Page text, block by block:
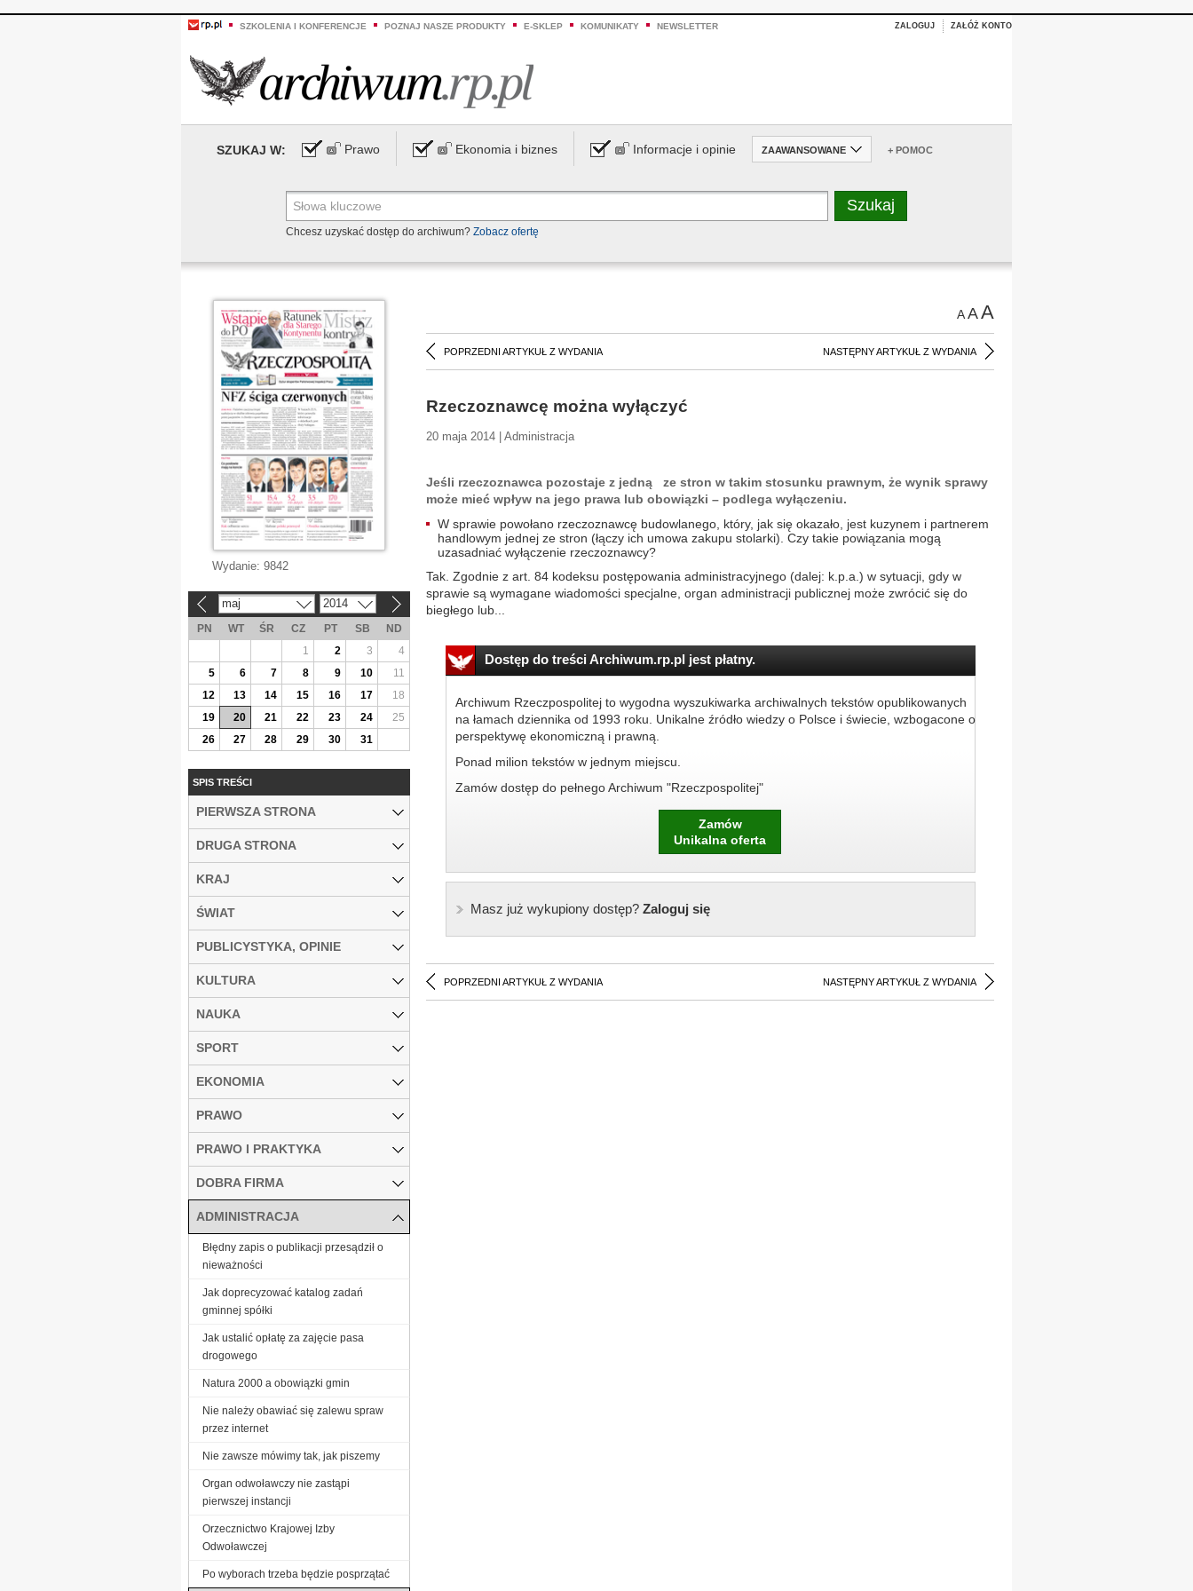
SZKOLENIA I KONFERENCJE POZNAJ NASZE PRODUKTY E-SKLEP KOMUNIKATY NEWSLETTER ZALOGUJ ZAŁÓŻ KONTO
SZUKAJ W: Prawo Ekonomia i biznes Informacje i opinie ZAAWANSOWANE + POMOC
Chcesz uzyskać dostęp do archiwum? Zobacz ofertę
AAA
POPRZEDNI ARTYKUŁ Z WYDANIA NASTĘPNY ARTYKUŁ Z WYDANIA
Rzeczoznawcę można wyłączyć
20 maja 2014 | Administracja
Jeśli rzeczoznawca pozostaje z jedną ze stron w takim stosunku prawnym, że wynik sprawy
może mieć wpływ na jego prawa lub obowiązki – podlega wyłączeniu.
W sprawie powołano rzeczoznawcę budowlanego, który, jak się okazało, jest kuzynem i partnerem
handlowym jednej ze stron (łączy ich umowa zakupu stolarki). Czy takie powiązania mogą
uzasadniać wyłączenie rzeczoznawcy?
Tak. Zgodnie z art. 84 kodeksu postępowania administracyjnego (dalej: k.p.a.) w sytuacji, gdy w
sprawie są wymagane wiadomości specjalne, organ administracji publicznej może zwrócić się do
biegłego lub...
Dostęp do treści Archiwum.rp.pl jest płatny.
Archiwum Rzeczpospolitej to wygodna wyszukiwarka archiwalnych tekstów opublikowanych
na łamach dziennika od 1993 roku. Unikalne źródło wiedzy o Polsce i świecie, wzbogacone o
perspektywę ekonomiczną i prawną.
Ponad milion tekstów w jednym miejscu.
Zamów dostęp do pełnego Archiwum "Rzeczpospolitej"
Zamów
Unikalna oferta
Masz już wykupiony dostęp?Zaloguj się
POPRZEDNI ARTYKUŁ Z WYDANIA NASTĘPNY ARTYKUŁ Z WYDANIA
Wydanie: 9842
maj 2014
PN WT ŚR CZ PT SB
ND
1
2 3
4
5
6 7 8 9 10
11
12
13 14 15 16 17
18
19
20 21 22 23 24
25
26
27 28 29 30 31
SPIS TREŚCI
PIERWSZA STRONA
DRUGA STRONA
KRAJ
ŚWIAT
PUBLICYSTYKA, OPINIE
KULTURA
NAUKA
SPORT
EKONOMIA
PRAWO
PRAWO I PRAKTYKA
DOBRA FIRMA
ADMINISTRACJA
Błędny zapis o publikacji przesądził o
nieważności
Jak doprecyzować katalog zadań
gminnej spółki
Jak ustalić opłatę za zajęcie pasa
drogowego
Natura 2000 a obowiązki gmin
Nie należy obawiać się zalewu spraw
przez internet
Nie zawsze mówimy tak, jak piszemy
Organ odwoławczy nie zastąpi
pierwszej instancji
Orzecznictwo Krajowej Izby
Odwoławczej
Po wyborach trzeba będzie posprzątać